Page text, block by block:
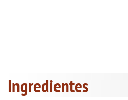
Ingredientes